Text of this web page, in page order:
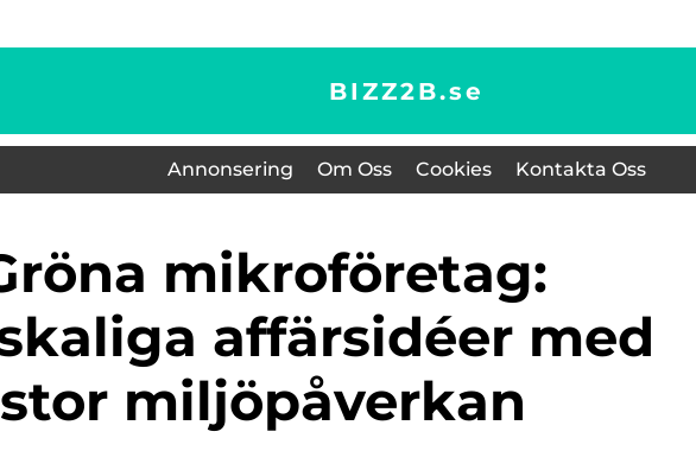
BIZZ2B.se
Annonsering Om Oss Cookies Kontakta Oss
affärsidéer med
stor miljöpåverkan